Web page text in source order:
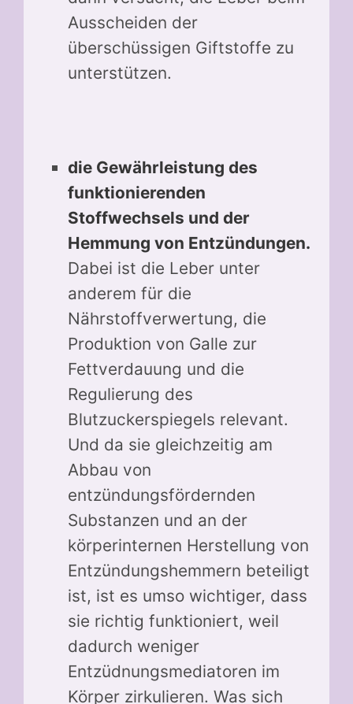
Ausscheiden der
überschüssigen Giftstoffe zu
unterstützen.
die Gewährleistung des
funktionierenden
Stoffwechsels und der
Hemmung von Entzündungen.
Dabei ist die Leber unter
anderem für die
Nährstoffverwertung, die
Produktion von Galle zur
Fettverdauung und die
Regulierung des
Blutzuckerspiegels relevant.
Und da sie gleichzeitig am
Abbau von
entzündungsfördernden
Substanzen und an der
körperinternen Herstellung von
Entzündungshemmern beteiligt
ist, ist es umso wichtiger, dass
sie richtig funktioniert, weil
dadurch weniger
Entzüdnungsmediatoren im
Körper zirkulieren. Was sich